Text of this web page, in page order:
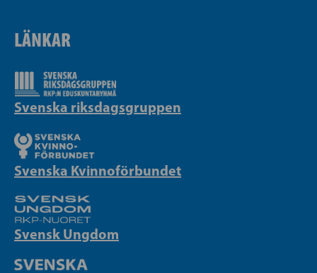
LÄNKAR
Svenska riksdagsgruppen
Svenska Kvinnoförbundet
Svensk Ungdom